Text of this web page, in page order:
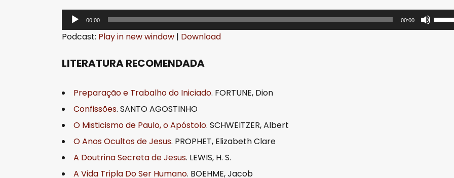
o
a
e
á
u
d
00:00 00:00
U
s
Podcast: Play in new window | Download
LITERATURA RECOMENDADA
Preparação e Trabalho do Iniciado. FORTUNE, Dion
Confissões. SANTO AGOSTINHO
O Misticismo de Paulo, o Apóstolo. SCHWEITZER, Albert
O Anos Ocultos de Jesus. PROPHET, Elizabeth Clare
A Doutrina Secreta de Jesus. LEWIS, H. S.
A Vida Tripla Do Ser Humano. BOEHME, Jacob